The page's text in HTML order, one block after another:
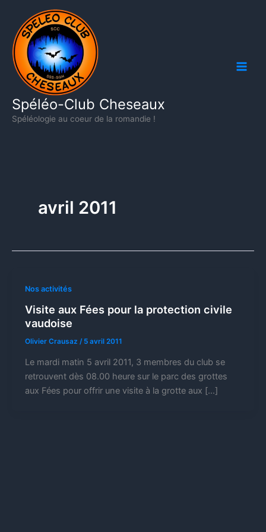
contenu
Spéléo-Club Cheseaux
Spéléologie au coeur de la romandie !
avril 2011
Nos activités
Visite aux Fées pour la protection civile
vaudoise
Olivier Crausaz / 5 avril 2011
Le mardi matin 5 avril 2011, 3 membres du club se
retrouvent dès 08.00 heure sur le parc des grottes
aux Fées pour offrir une visite à la grotte aux […]